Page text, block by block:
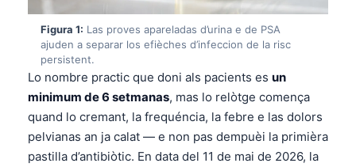
Figura 1: Las proves apareladas d’urina e de PSA
ajuden a separar los efièches d’infeccion de la risc
persistent.
Lo nombre practic que doni als pacients es un
minimum de 6 setmanas, mas lo relòtge comença
quand lo cremant, la frequéncia, la febre e las dolors
pelvianas an ja calat — e non pas dempuèi la primièra
pastilla d’antibiòtic. En data del 11 de mai de 2026, la